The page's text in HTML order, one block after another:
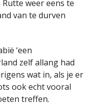
weer eens te
van te durven
‘een
zelf allang had
wat in, als je er
ook echt vooral
treffen.